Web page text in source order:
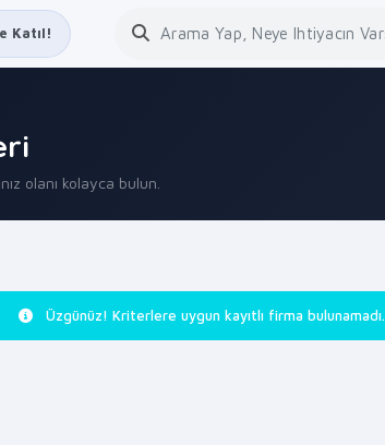
Katıl!
olanı kolayca bulun.
Üzgünüz! Kriterlere uygun kayıtlı firma bulunamadı.